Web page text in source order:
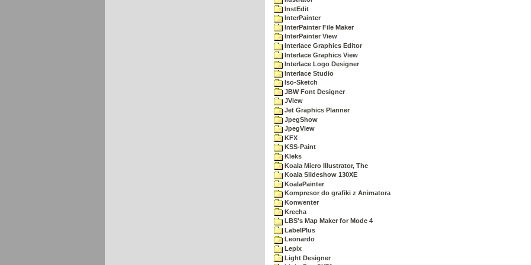
InstEdit
InterPainter
InterPainter File Maker
InterPainter View
Interlace Graphics Editor
Interlace Graphics View
Interlace Logo Designer
Interlace Studio
Iso-Sketch
JBW Font Designer
JView
Jet Graphics Planner
JpegShow
JpegView
KFX
KSS-Paint
Kleks
Koala Micro Illustrator, The
Koala Slideshow 130XE
KoalaPainter
Kompresor do grafiki z Animatora
Konwenter
Krecha
LBS's Map Maker for Mode 4
LabelPlus
Leonardo
Lepix
Light Designer